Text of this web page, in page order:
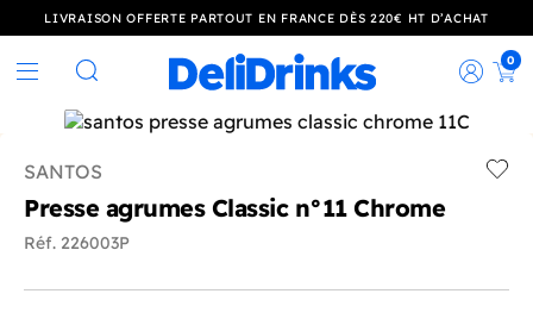
LIVRAISON OFFERTE PARTOUT EN FRANCE DÈS 220€ HT D’ACHAT
Rechercher
0
SANTOS
Presse agrumes Classic n°11 Chrome
Réf. 226003P